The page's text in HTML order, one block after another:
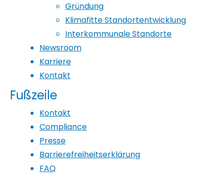
Gründung
Klimafitte Standortentwicklung
Interkommunale Standorte
Newsroom
Karriere
Kontakt
Fußzeile
Kontakt
Compliance
Presse
Barrierefreiheitserklärung
FAQ